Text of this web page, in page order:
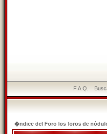
F.A.Q.
�ndice del Foro los foros de